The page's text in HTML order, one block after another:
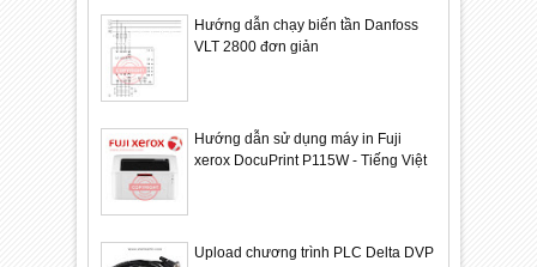
Hướng dẫn chạy biến tần Danfoss
VLT 2800 đơn giản
Hướng dẫn sử dụng máy in Fuji
xerox DocuPrint P115W - Tiếng Việt
Upload chương trình PLC Delta DVP